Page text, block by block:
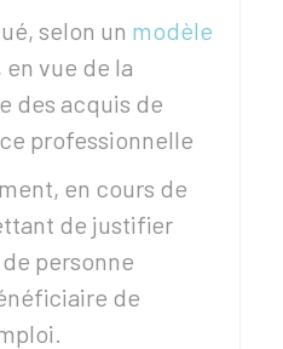
selon un modèle
, en vue de la
des acquis de
professionnelle
en cours de
de justifier
personne
de